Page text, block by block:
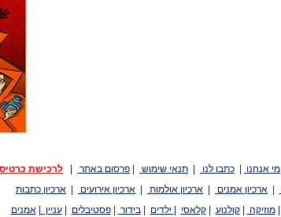
מי אנחנו כתבו לנו תנאי שימוש פרסום באתר
לרכישת
ארכיון אמנים ארכיון אולמות ארכיון אירועים
ארכיון כתבות
|מוזיקה |קולנוע |קלאסי ילדים |בידור |פסטיבלים |עניין |אמנים